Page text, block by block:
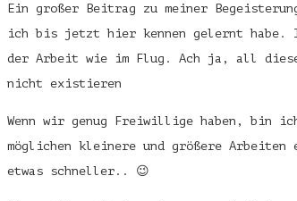
Ein großer Beitrag zu meiner
ich bis jetzt hier kennen gelernt habe.
der Arbeit wie im Flug. Ach ja, all diese
nicht existieren
Wenn wir genug Freiwillige haben, bin
möglichen kleinere und größere
etwas schneller.. 😉